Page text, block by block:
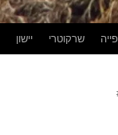
יישון שרקוטרי